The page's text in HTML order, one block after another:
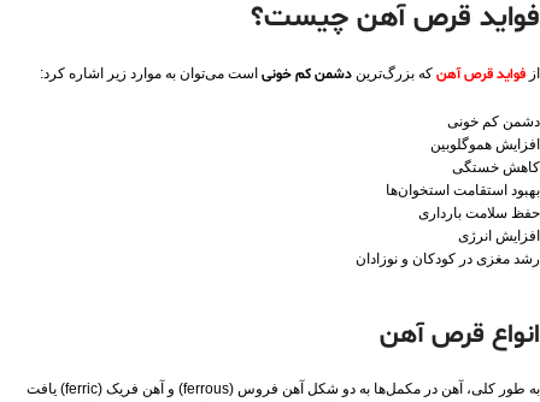
فواید قرص آهن چیست؟
از فواید قرص آهن که بزرگ‌ترین دشمن کم خونی است می‌توان به موارد زیر اشاره کرد:
دشمن کم خونی
افزایش هموگلوبین
کاهش خستگی
بهبود استقامت استخوان‌ها
حفظ سلامت بارداری
افزایش انرژی
رشد مغزی در کودکان و نوزادان
انواع قرص آهن
به طور کلی، آهن در مکمل‌ها به دو شکل آهن فروس (ferrous) و آهن فریک (ferric) یافت